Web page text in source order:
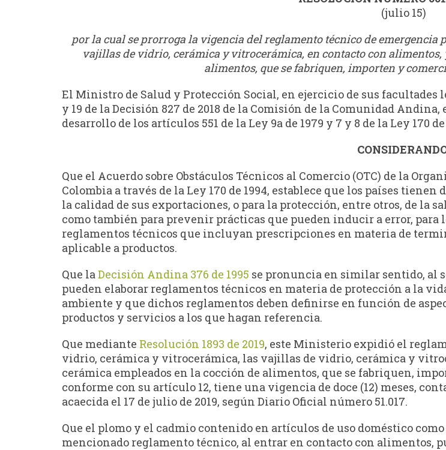
(julio 15)
por la cual se prorroga la vigencia del reglamento técnico de
vajillas de vidrio, cerámica y vitrocerámica, en contacto con
alimentos, que se fabriquen, importen y
El Ministro de Salud y Protección Social, en ejercicio de sus facultades
y 19 de la Decisión 827 de 2018 de la Comisión de la Comunidad Andina,
desarrollo de los artículos 551 de la Ley 9a de 1979 y 7 y 8 de la Ley 170 de
Que el Acuerdo sobre Obstáculos Técnicos al Comercio (OTC) de la
Colombia a través de la Ley 170 de 1994, establece que los países
la calidad de sus exportaciones, o para la protección, entre otros, de la
como también para prevenir prácticas que pueden inducir a error, para
reglamentos técnicos que incluyan prescripciones en materia de
aplicable a productos.
Que laDecisión Andina 376 de 1995 se pronuncia en similar sentido, al
pueden elaborar reglamentos técnicos en materia de protección a la
ambiente y que dichos reglamentos deben definirse en función de
productos y servicios a los que hagan referencia.
Que mediante Resolución 1893 de 2019, este Ministerio expidió el
vidrio, cerámica y vitrocerámica, las vajillas de vidrio, cerámica y
cerámica empleados en la cocción de alimentos, que se fabriquen,
conforme con su artículo 12, tiene una vigencia de doce (12) meses,
acaecida el 17 de julio de 2019, según Diario Oficial número 51.017.
Que el plomo y el cadmio contenido en artículos de uso doméstico
mencionado reglamento técnico, al entrar en contacto con alimentos,